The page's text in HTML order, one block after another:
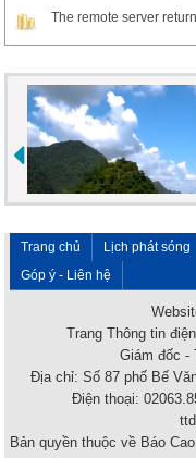
The remote server
Trang chủ Lịch phát sóng
Góp ý - Liên hệ
Trang Thông tin
Giám đốc -
Địa chỉ: Số 87 phố Bế
Điện thoại:
Bản quyền thuộc về Báo